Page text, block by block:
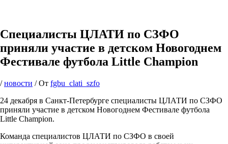
Специалисты ЦЛАТИ по СЗФО
приняли участие в детском Новогоднем
Фестивале футбола Little Champion
/новости / От fgbu_clati_szfo
24 декабря в Санкт-Петербурге специалисты ЦЛАТИ по СЗФО
приняли участие в детском Новогоднем Фестивале футбола
Little Champion.
Команда специалистов ЦЛАТИ по СЗФО в своей